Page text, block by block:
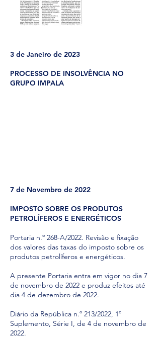
3 de Janeiro de 2023
PROCESSO DE INSOLVÊNCIA NO
GRUPO IMPALA
7 de Novembro de 2022
IMPOSTO SOBRE OS PRODUTOS
PETROLÍFEROS E ENERGÉTICOS
Portaria n.º 268-A/2022. Revisão e fixação
dos valores das taxas do imposto sobre os
produtos petrolíferos e energéticos.
A presente Portaria entra em vigor no dia 7
de novembro de 2022 e produz efeitos até
dia 4 de dezembro de 2022.
Diário da República n.º 213/2022, 1º
Suplemento, Série I, de 4 de novembro de
2022.